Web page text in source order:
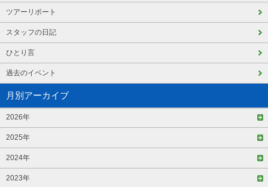
ツアーリポート
スタッフの日記
ひとり言
過去のイベント
月別アーカイブ
2026年
2025年
2024年
2023年